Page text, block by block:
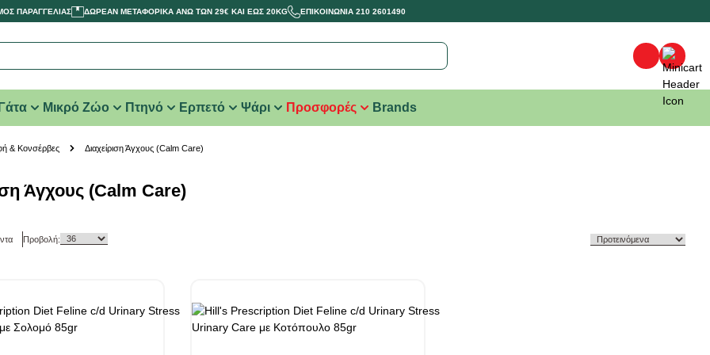
ΠΑΡΑΓΓΕΛΙΑΣ ΔΩΡΕΑΝ ΜΕΤΑΦΟΡΙΚΑ ΑΝΩ ΤΩΝ 29€ ΚΑΙ ΕΩΣ 20KG ΕΠΙΚΟΙΝΩΝΙΑ 210 2601490
Γάτα Μικρό Ζώο Πτηνό Ερπετό Ψάρι Προσφορές Brands
& Κονσέρβες Διαχείριση Άγχους (Calm Care)
Άγχους (Calm Care)
Προβολή: